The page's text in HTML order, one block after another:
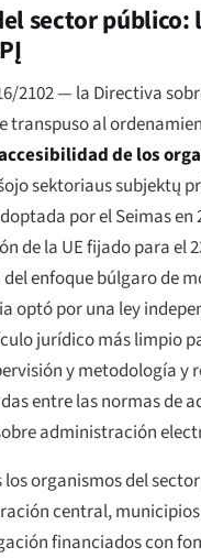
sector público:
2102 — la Directiva
transpuso al
de los
sektoriaus subjektų
por el Seimas en
de la UE fijado para el
del enfoque búlgaro de
optó por una ley
jurídico más limpio
y metodología y
entre las normas de
administración
organismos del
central,
financiados con